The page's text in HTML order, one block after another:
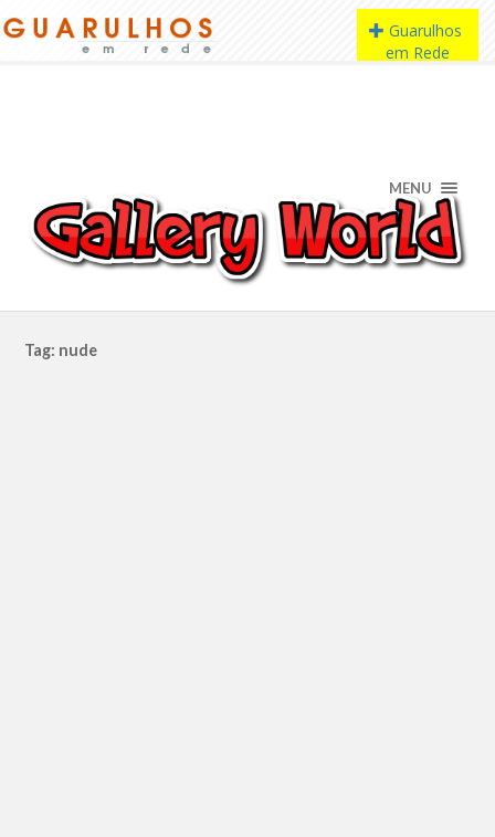
MENU
Tag: nude